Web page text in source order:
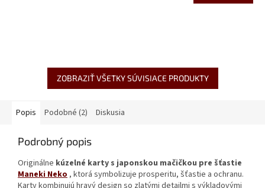
ZOBRAZIŤ VŠETKY SÚVISIACE PRODUKTY
Popis Podobné (2) Diskusia
Podrobný popis
Originálne kúzelné karty s japonskou mačičkou pre šťastie
Maneki Neko, ktorá symbolizuje prosperitu, šťastie a ochranu.